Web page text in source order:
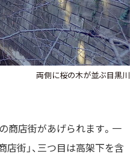
両側に桜の木が並ぶ目黒川
商店街があげられます。一
店街」、三つ目は高架下を含